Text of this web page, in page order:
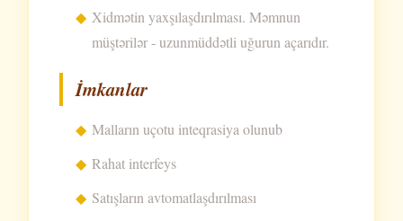
Xidmətin yaxşılaşdırılması. Məmnun
müştərilər - uzunmüddətli uğurun açarıdır.
İmkanlar
Malların uçotu inteqrasiya olunub
Rahat interfeys
Satışların avtomatlaşdırılması